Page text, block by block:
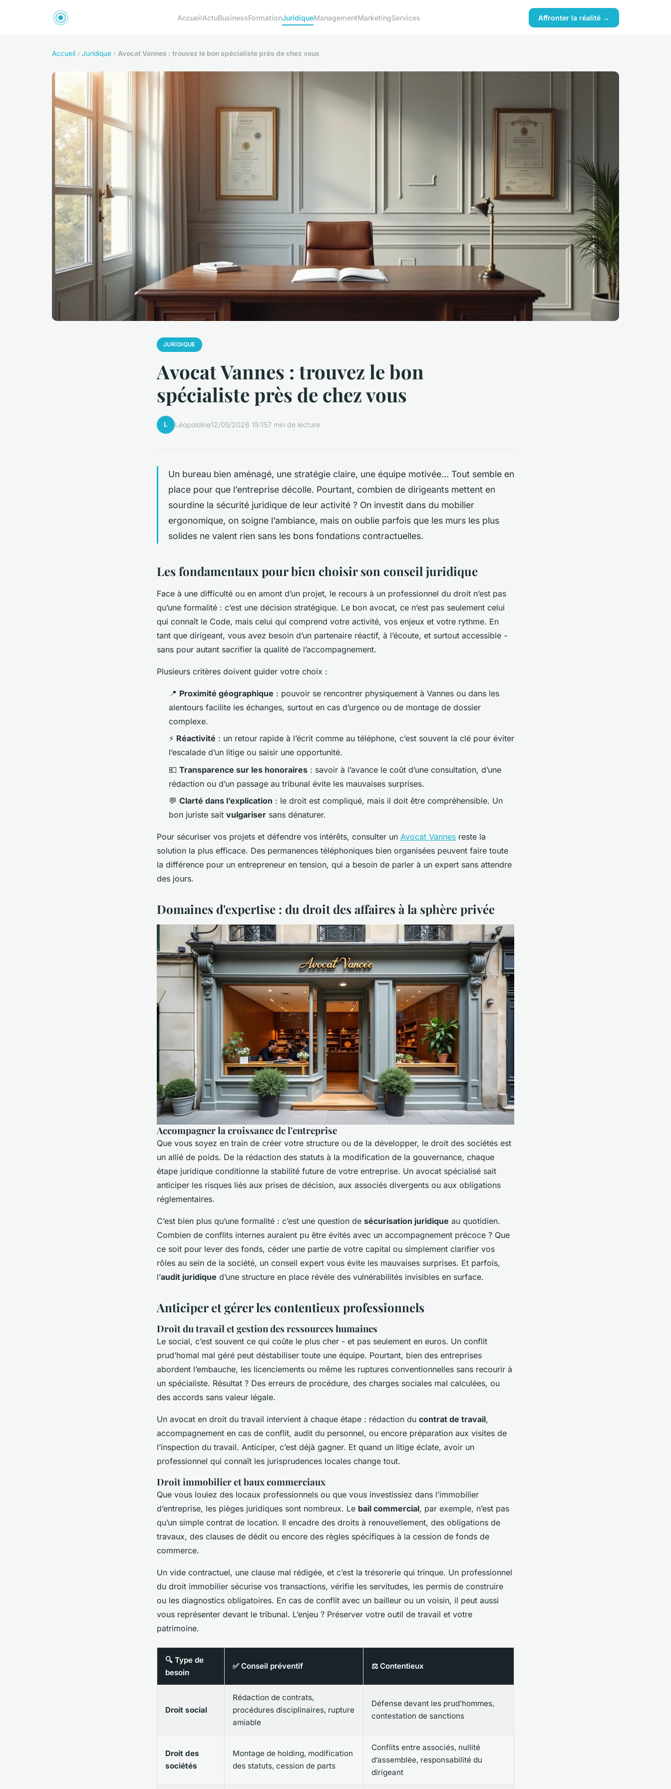
AccueilActuBusinessFormationJuridiqueManagementMarketingServices Affronter la réalité →
Accueil › Juridique › Avocat Vannes : trouvez le bon spécialiste près de chez vous
JURIDIQUE
Avocat Vannes : trouvez le bon
spécialiste près de chez vous
L Léopoldine12/05/2026 15:157 min de lecture
Un bureau bien aménagé, une stratégie claire, une équipe motivée… Tout semble en
place pour que l’entreprise décolle. Pourtant, combien de dirigeants mettent en
sourdine la sécurité juridique de leur activité ? On investit dans du mobilier
ergonomique, on soigne l’ambiance, mais on oublie parfois que les murs les plus
solides ne valent rien sans les bons fondations contractuelles.
Les fondamentaux pour bien choisir son conseil juridique
Face à une difficulté ou en amont d’un projet, le recours à un professionnel du droit n’est pas
qu’une formalité : c’est une décision stratégique. Le bon avocat, ce n’est pas seulement celui
qui connaît le Code, mais celui qui comprend votre activité, vos enjeux et votre rythme. En
tant que dirigeant, vous avez besoin d’un partenaire réactif, à l’écoute, et surtout accessible -
sans pour autant sacrifier la qualité de l’accompagnement.
Plusieurs critères doivent guider votre choix :
📍 Proximité géographique : pouvoir se rencontrer physiquement à Vannes ou dans les
alentours facilite les échanges, surtout en cas d’urgence ou de montage de dossier
complexe.
⚡ Réactivité : un retour rapide à l’écrit comme au téléphone, c’est souvent la clé pour éviter
l’escalade d’un litige ou saisir une opportunité.
💶 Transparence sur les honoraires : savoir à l’avance le coût d’une consultation, d’une
rédaction ou d’un passage au tribunal évite les mauvaises surprises.
💬 Clarté dans l’explication : le droit est compliqué, mais il doit être compréhensible. Un
bon juriste sait vulgariser sans dénaturer.
Pour sécuriser vos projets et défendre vos intérêts, consulter un Avocat Vannes reste la
solution la plus efficace. Des permanences téléphoniques bien organisées peuvent faire toute
la différence pour un entrepreneur en tension, qui a besoin de parler à un expert sans attendre
des jours.
Domaines d'expertise : du droit des affaires à la sphère privée
Accompagner la croissance de l'entreprise
Que vous soyez en train de créer votre structure ou de la développer, le droit des sociétés est
un allié de poids. De la rédaction des statuts à la modification de la gouvernance, chaque
étape juridique conditionne la stabilité future de votre entreprise. Un avocat spécialisé sait
anticiper les risques liés aux prises de décision, aux associés divergents ou aux obligations
réglementaires.
C’est bien plus qu’une formalité : c’est une question de sécurisation juridique au quotidien.
Combien de conflits internes auraient pu être évités avec un accompagnement précoce ? Que
ce soit pour lever des fonds, céder une partie de votre capital ou simplement clarifier vos
rôles au sein de la société, un conseil expert vous évite les mauvaises surprises. Et parfois,
l’audit juridique d’une structure en place révèle des vulnérabilités invisibles en surface.
Anticiper et gérer les contentieux professionnels
Droit du travail et gestion des ressources humaines
Le social, c’est souvent ce qui coûte le plus cher - et pas seulement en euros. Un conflit
prud’homal mal géré peut déstabiliser toute une équipe. Pourtant, bien des entreprises
abordent l’embauche, les licenciements ou même les ruptures conventionnelles sans recourir à
un spécialiste. Résultat ? Des erreurs de procédure, des charges sociales mal calculées, ou
des accords sans valeur légale.
Un avocat en droit du travail intervient à chaque étape : rédaction du contrat de travail,
accompagnement en cas de conflit, audit du personnel, ou encore préparation aux visites de
l’inspection du travail. Anticiper, c’est déjà gagner. Et quand un litige éclate, avoir un
professionnel qui connaît les jurisprudences locales change tout.
Droit immobilier et baux commerciaux
Que vous louiez des locaux professionnels ou que vous investissiez dans l’immobilier
d’entreprise, les pièges juridiques sont nombreux. Le bail commercial, par exemple, n’est pas
qu’un simple contrat de location. Il encadre des droits à renouvellement, des obligations de
travaux, des clauses de dédit ou encore des règles spécifiques à la cession de fonds de
commerce.
Un vide contractuel, une clause mal rédigée, et c’est la trésorerie qui trinque. Un professionnel
du droit immobilier sécurise vos transactions, vérifie les servitudes, les permis de construire
ou les diagnostics obligatoires. En cas de conflit avec un bailleur ou un voisin, il peut aussi
vous représenter devant le tribunal. L’enjeu ? Préserver votre outil de travail et votre
patrimoine.
🔍 Type de
besoin
✅ Conseil préventif ⚖️ Contentieux
Droit social
Rédaction de contrats,
procédures disciplinaires, rupture
amiable
Défense devant les prud’hommes,
contestation de sanctions
Droit des
sociétés
Montage de holding, modification
des statuts, cession de parts
Conflits entre associés, nullité
d’assemblée, responsabilité du
dirigeant